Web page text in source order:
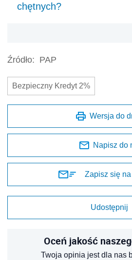
chętnych?
Źródło: PAP
Bezpieczny Kredyt 2%
Wersja do
Napisz do
Zapisz się
Udostępnij
Oceń jakość
Twoja opinia jest dla nas